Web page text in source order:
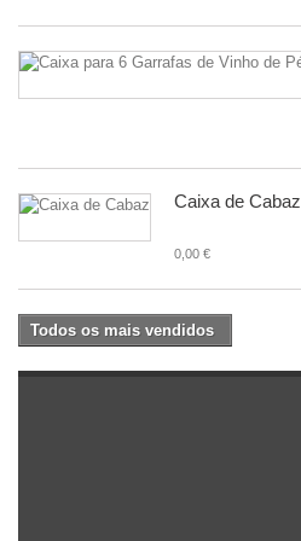
Caixa de Cabaz
0,00 €
Todos os mais vendidos